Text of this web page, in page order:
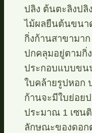
ปลิง ต้นตะลิงปลิ
ไม้ผลยืนต้นขนา
กิ่งก้านสาขามา
ปกคลุมอยู่ตามกิ่
ประกอบแบบขน
ใบคล้ายรูปหอก
ก้านจะมีใบย่อย
ประมาณ 1 เซน
ลักษณะของดอก